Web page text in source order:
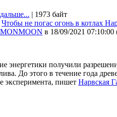
| 1973 байт
Чтобы не погас огонь в котлах
MONMOON в 18/09/2021 07:10:00
энергетики получили
До этого в течение года
эксперимента, пишет Нарвская